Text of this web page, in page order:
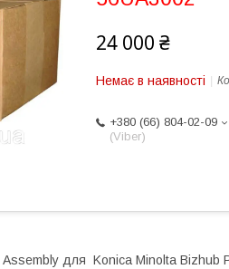
24 000 ₴
Немає в наявності
+380 (66) 804-02-09
(Viber)
для Konica Minolta Bizhub